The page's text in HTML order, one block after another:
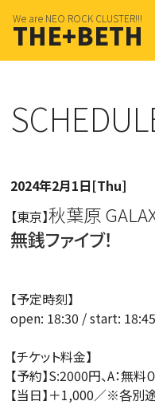
We are NEO ROCK CLUSTER!!!
THE+BETH
2024年2月1日[Thu]
【東京】秋葉原
無銭ファイブ！
【予定時刻】
open: 18:30 / start: 18:45
【チケット料金】
【予約】S:2000円、A：無料
【当日】＋1,000／※各別